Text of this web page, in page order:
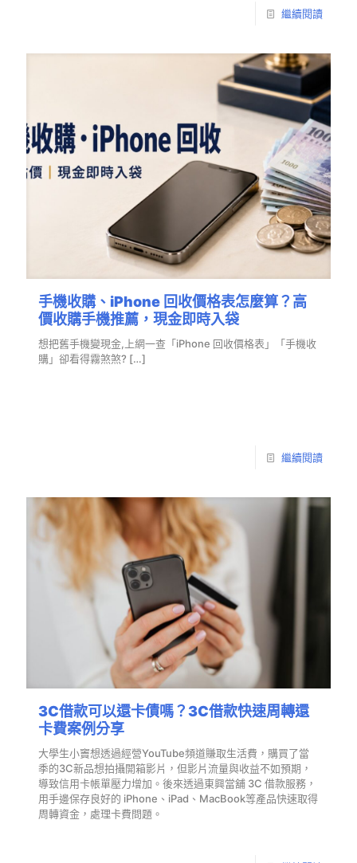
繼續閱讀
手機收購、iPhone 回收價格表怎麼算？高
價收購手機推薦，現金即時入袋
想把舊手機變現金,上網一查「iPhone 回收價格表」「手機收
購」卻看得霧煞煞? […]
繼續閱讀
3C借款可以還卡債嗎？3C借款快速周轉還
卡費案例分享
大學生小竇想透過經營YouTube頻道賺取生活費，購買了當
季的3C新品想拍攝開箱影片，但影片流量與收益不如預期，
導致信用卡帳單壓力增加。後來透過東興當舖 3C 借款服務，
用手邊保存良好的 iPhone、iPad、MacBook等產品快速取得
周轉資金，處理卡費問題。